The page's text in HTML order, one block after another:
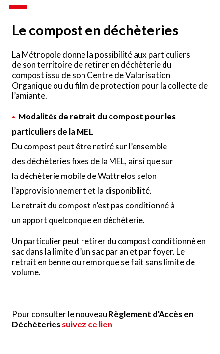
Le compost en déchèteries
La Métropole donne la possibilité aux particuliers
de son territoire de retirer en déchèterie du
compost issu de son Centre de Valorisation
Organique ou du film de protection pour la collecte de
l’amiante.
Modalités de retrait du compost pour les
particuliers de la MEL
Du compost peut être retiré sur l’ensemble
des déchèteries fixes de la MEL, ainsi que sur
la déchèterie mobile de Wattrelos selon
l’approvisionnement et la disponibilité.
Le retrait du compost n’est pas conditionné à
un apport quelconque en déchèterie.
Un particulier peut retirer du compost conditionné en
sac dans la limite d’un sac par an et par foyer. Le
retrait en benne ou remorque se fait sans limite de
volume.
Pour consulter le nouveau Règlement d'Accès en
Déchèteriessuivez ce lien